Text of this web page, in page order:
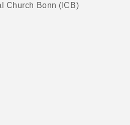
Church Bonn (ICB)